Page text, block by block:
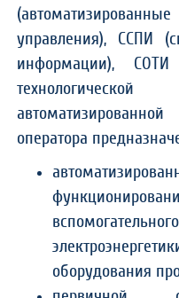
управления), ССПИ
информации),
оператора
оборудования